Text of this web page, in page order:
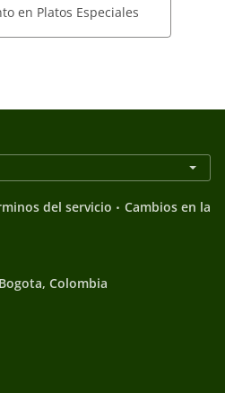
en Platos Especiales
del servicio . Cambios en la
Colombia